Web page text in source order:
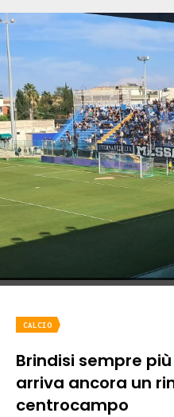
CALCIO
Brindisi sempre
arriva ancora un
centrocampo